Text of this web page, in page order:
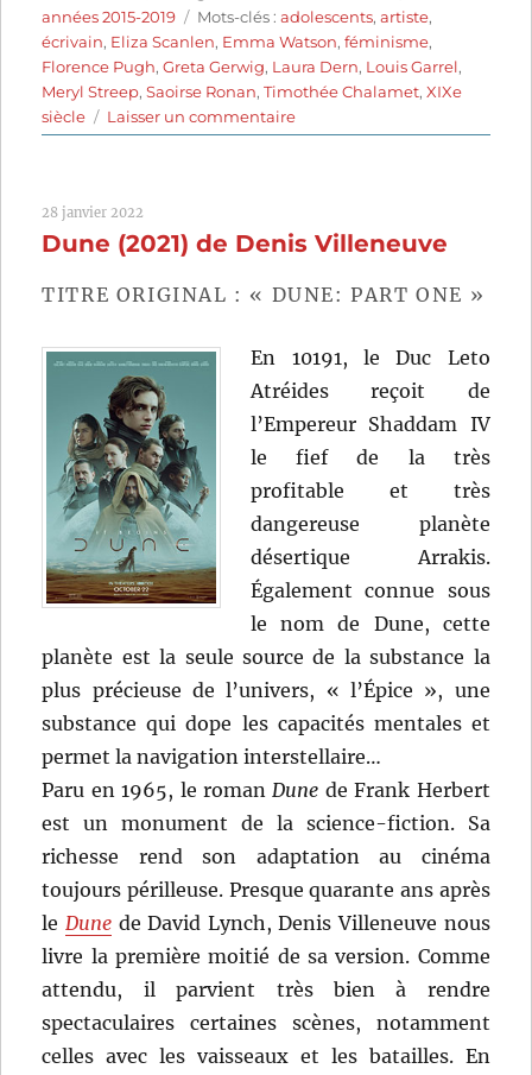
le
années 2015-2019
Étiquettes
Mots-clés :adolescents,artiste,
écrivain, Eliza Scanlen, Emma Watson,féminisme,
Florence Pugh,Greta Gerwig, Laura Dern, Louis Garrel,
Meryl Streep,Saoirse Ronan,Timothée Chalamet,XIXe
siècle
Laisser un commentairesur
Les
March
de
28 janvier 2022
Dune (2021) de Denis Villeneuve
TITRE ORIGINAL : « DUNE: PART ONE »
En 10191, le Duc Leto
Atréides reçoit de
l’Empereur Shaddam IV
le fief de la très
profitable et très
dangereuse planète
désertique Arrakis.
Également connue sous
le nom de Dune, cette
planète est la seule source de la substance la
plus précieuse de l’univers, « l’Épice », une
substance qui dope les capacités mentales et
permet la navigation interstellaire…
Paru en 1965, le roman Dune de Frank Herbert
est un monument de la science-fiction. Sa
richesse rend son adaptation au cinéma
toujours périlleuse. Presque quarante ans après
le Dunede David Lynch, Denis Villeneuve nous
livre la première moitié de sa version. Comme
attendu, il parvient très bien à rendre
spectaculaires certaines scènes, notamment
celles avec les vaisseaux et les batailles. En